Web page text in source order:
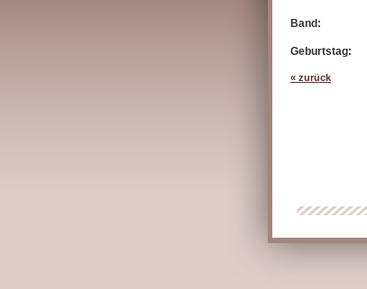
Band:
Geburtstag:
« zurück